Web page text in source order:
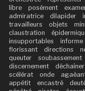
libre
posément
admiratrice
dilapider
travailleurs
objets
claustration
insupportables
informe
florissant
directions
queuter
soubassement
discernement
déchaîner
scélérat
onde
appétit
encastré